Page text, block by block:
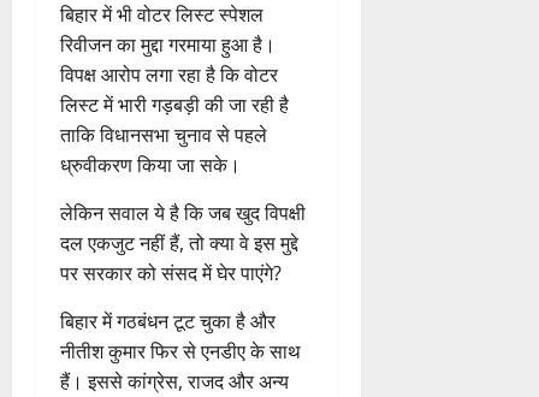
बिहार में भी वोटर लिस्ट स्पेशल
रिवीजन का मुद्दा गरमाया हुआ है।
विपक्ष आरोप लगा रहा है कि वोटर
लिस्ट में भारी गड़बड़ी की जा रही है
ताकि विधानसभा चुनाव से पहले
ध्रुवीकरण किया जा सके।
लेकिन सवाल ये है कि जब खुद विपक्षी
दल एकजुट नहीं हैं, तो क्या वे इस मुद्दे
पर सरकार को संसद में घेर पाएंगे?
बिहार में गठबंधन टूट चुका है और
नीतीश कुमार फिर से एनडीए के साथ
हैं। इससे कांग्रेस, राजद और अन्य